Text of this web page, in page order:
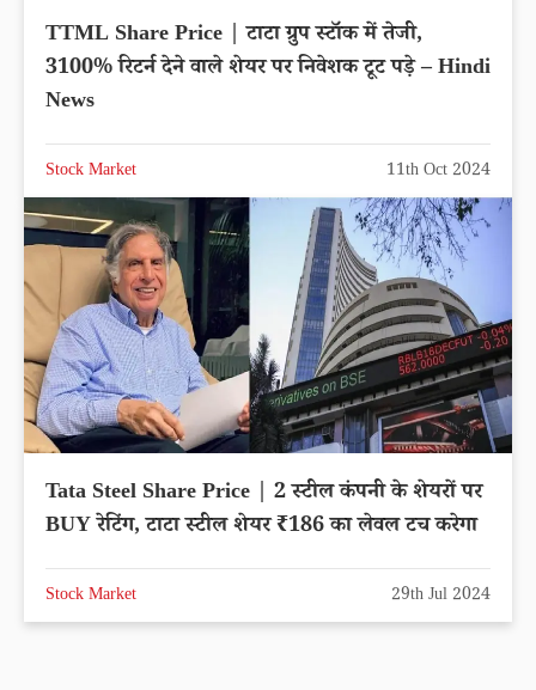
TTML Share Price | टाटा ग्रुप स्टॉक में तेजी,
3100% रिटर्न देने वाले शेयर पर निवेशक टूट पड़े – Hindi
News
Stock Market 11th Oct 2024
Tata Steel Share Price | 2 स्टील कंपनी के शेयरों पर
BUY रेटिंग, टाटा स्टील शेयर ₹186 का लेवल टच करेगा
Stock Market 29th Jul 2024